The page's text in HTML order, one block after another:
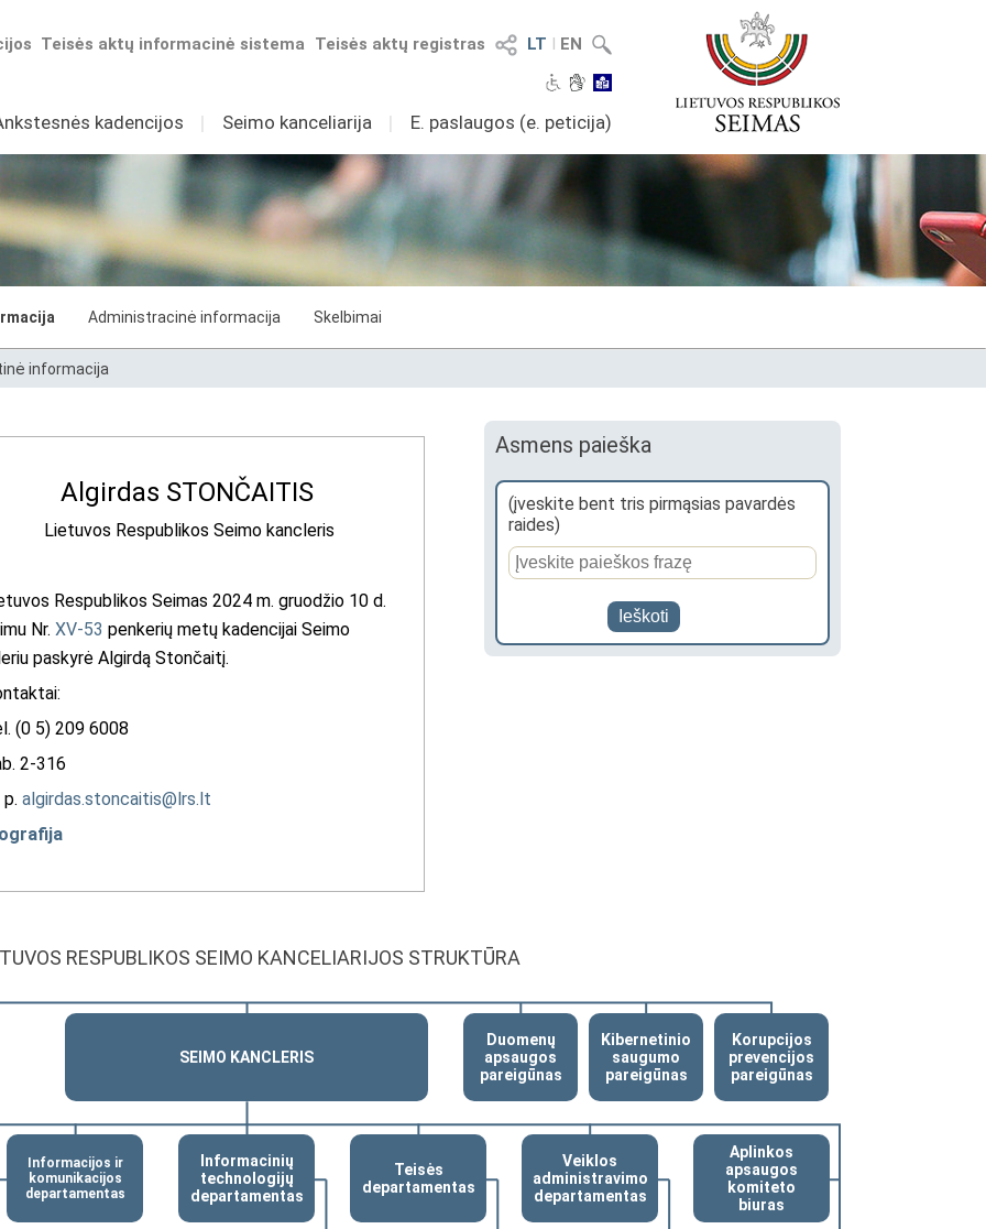
LT I EN
Teisės aktų registras
Teisės aktų informacinė sistema
kadencijos I Seimo kanceliarija I E. paslaugos (e. peticija)
Administracinė informacija Skelbimai
informacija
Algirdas STONČAITIS
Lietuvos Respublikos Seimo kancleris
Respublikos Seimas 2024 m. gruodžio 10 d.
Nr. XV-53 penkerių metų kadencijai Seimo
paskyrė Algirdą Stončaitį.
(0 5) 209 6008
2-316
algirdas.stoncaitis@lrs.lt
Asmens paieška
(įveskite bent tris pirmąsias pavardės
raides)
RESPUBLIKOS SEIMO KANCELIARIJOS STRUKTŪRA
SEIMO KANCLERIS
Duomenų
apsaugos
pareigūnas
Kibernetinio
saugumo
pareigūnas
Korupcijos
prevencijos
pareigūnas
Informacijos ir
komunikacijos
departamentas
Informacinių
technologijų
departamentas
Teisės
departamentas
Veiklos
administravimo
departamentas
Aplinkos
apsaugos
komiteto
biuras